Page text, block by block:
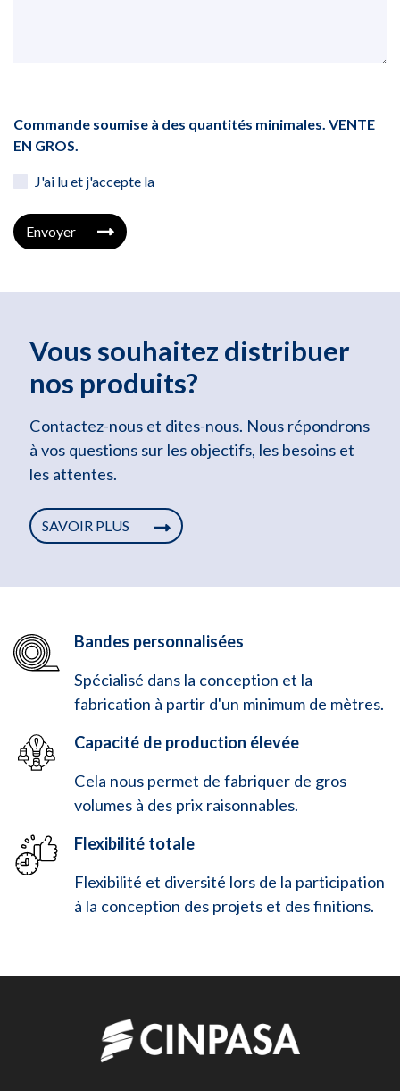
Commande soumise à des quantités minimales. VENTE
EN GROS.
J'ai lu et j'accepte la
Envoyer
Vous souhaitez distribuer
nos produits?
Contactez-nous et dites-nous. Nous répondrons
à vos questions sur les objectifs, les besoins et
les attentes.
SAVOIR PLUS
Bandes personnalisées
Spécialisé dans la conception et la
fabrication à partir d'un minimum de mètres.
Capacité de production élevée
Cela nous permet de fabriquer de gros
volumes à des prix raisonnables.
Flexibilité totale
Flexibilité et diversité lors de la participation
à la conception des projets et des finitions.